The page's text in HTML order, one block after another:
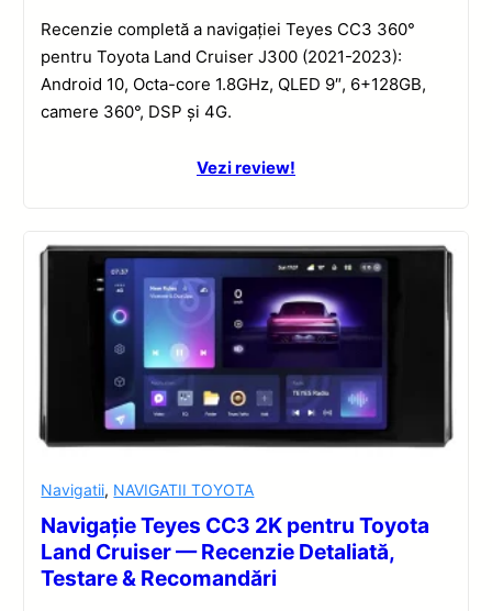
Recenzie completă a navigației Teyes CC3 360°
pentru Toyota Land Cruiser J300 (2021-2023):
Android 10, Octa-core 1.8GHz, QLED 9″, 6+128GB,
camere 360°, DSP și 4G.
Vezi review!
Navigatii, NAVIGATII TOYOTA
Navigație Teyes CC3 2K pentru Toyota
Land Cruiser — Recenzie Detaliată,
Testare & Recomandări